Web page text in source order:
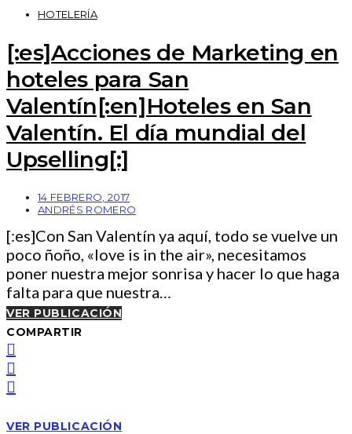
HOTELERÍA
[:es]Acciones de Marketing en
hoteles para San
Valentín[:en]Hoteles en San
Valentín. El día mundial del
Upselling[:]
14 FEBRERO, 2017
ANDRÉS ROMERO
[:es]Con San Valentín ya aquí, todo se vuelve un
poco ñoño, «love is in the air», necesitamos
poner nuestra mejor sonrisa y hacer lo que haga
falta para que nuestra…
VER PUBLICACIÓN
COMPARTIR
VER PUBLICACIÓN